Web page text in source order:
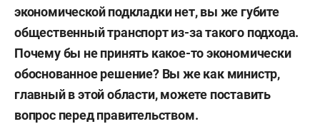
экономической подкладки нет, вы же губите
общественный транспорт из-за такого подхода.
Почему бы не принять какое-то экономически
обоснованное решение? Вы же как министр,
главный в этой области, можете поставить
вопрос перед правительством.